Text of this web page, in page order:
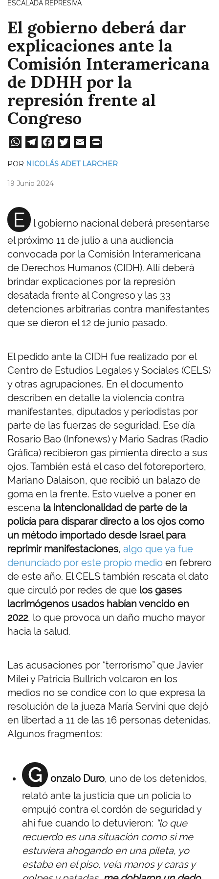
ESCALADA REPRESIVA
El gobierno deberá dar
explicaciones ante la
Comisión Interamericana
de DDHH por la
represión frente al
Congreso
W
A
pp
Te
a
Fa
POR NICOLÁS ADET LARCHER
19 Junio 2024
E
l gobierno nacional deberá presentarse
el próximo 11 de julio a una audiencia
convocada por la Comisión Interamericana
de Derechos Humanos (CIDH). Allí deberá
brindar explicaciones por la represión
desatada frente al Congreso y las 33
detenciones arbitrarias contra manifestantes
que se dieron el 12 de junio pasado.
El pedido ante la CIDH fue realizado por el
Centro de Estudios Legales y Sociales (CELS)
y otras agrupaciones. En el documento
describen en detalle la violencia contra
manifestantes, diputados y periodistas por
parte de las fuerzas de seguridad. Ese día
Rosario Bao (Infonews) y Mario Sadras (Radio
Gráfica) recibieron gas pimienta directo a sus
ojos. También está el caso del fotoreportero,
Mariano Dalaison, que recibió un balazo de
goma en la frente. Esto vuelve a poner en
escena la intencionalidad de parte de la
policía para disparar directo a los ojos como
un método importado desde Israel para
reprimir manifestaciones, algo que ya fue
denunciado por este propio medio en febrero
de este año. El CELS también rescata el dato
que circuló por redes de que los gases
lacrimógenos usados habían vencido en
2022, lo que provoca un daño mucho mayor
hacia la salud.
Las acusaciones por “terrorismo” que Javier
Milei y Patricia Bullrich volcaron en los
medios no se condice con lo que expresa la
resolución de la jueza María Servini que dejó
en libertad a 11 de las 16 personas detenidas.
Algunos fragmentos:
G onzalo Duro, uno de los detenidos,
relató ante la justicia que un policía lo
empujó contra el cordón de seguridad y
ahí fue cuando lo detuvieron: “lo que
recuerdo es una situación como si me
estuviera ahogando en una pileta, yo
estaba en el piso, veía manos y caras y